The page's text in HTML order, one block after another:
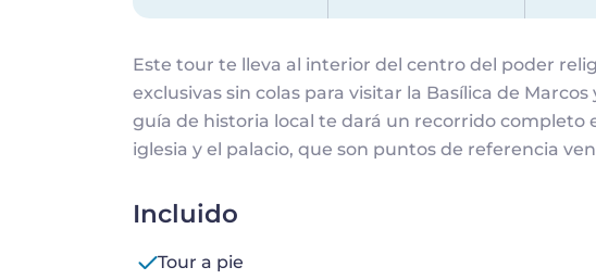
Este tour te lleva al interior del centro del poder
exclusivas sin colas para visitar la Basílica de
guía de historia local te dará un recorrido
iglesia y el palacio, que son puntos de referencia
Incluido
Tour a pie